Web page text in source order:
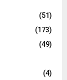
(51)
(173)
(49)
(4)